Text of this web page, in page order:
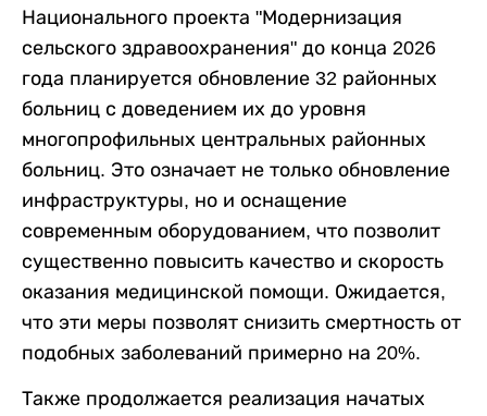
Национального проекта "Модернизация
сельского здравоохранения" до конца 2026
года планируется обновление 32 районных
больниц с доведением их до уровня
многопрофильных центральных районных
больниц. Это означает не только обновление
инфраструктуры, но и оснащение
современным оборудованием, что позволит
существенно повысить качество и скорость
оказания медицинской помощи. Ожидается,
что эти меры позволят снизить смертность от
подобных заболеваний примерно на 20%.
Также продолжается реализация начатых